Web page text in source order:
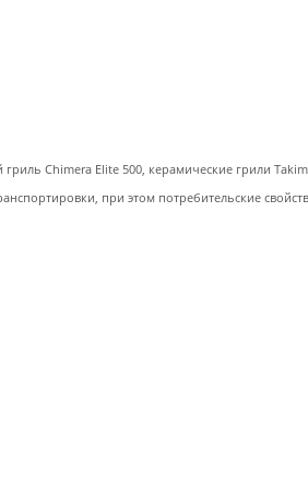
Chimera Elite 500, керамические грили
при этом потребительские